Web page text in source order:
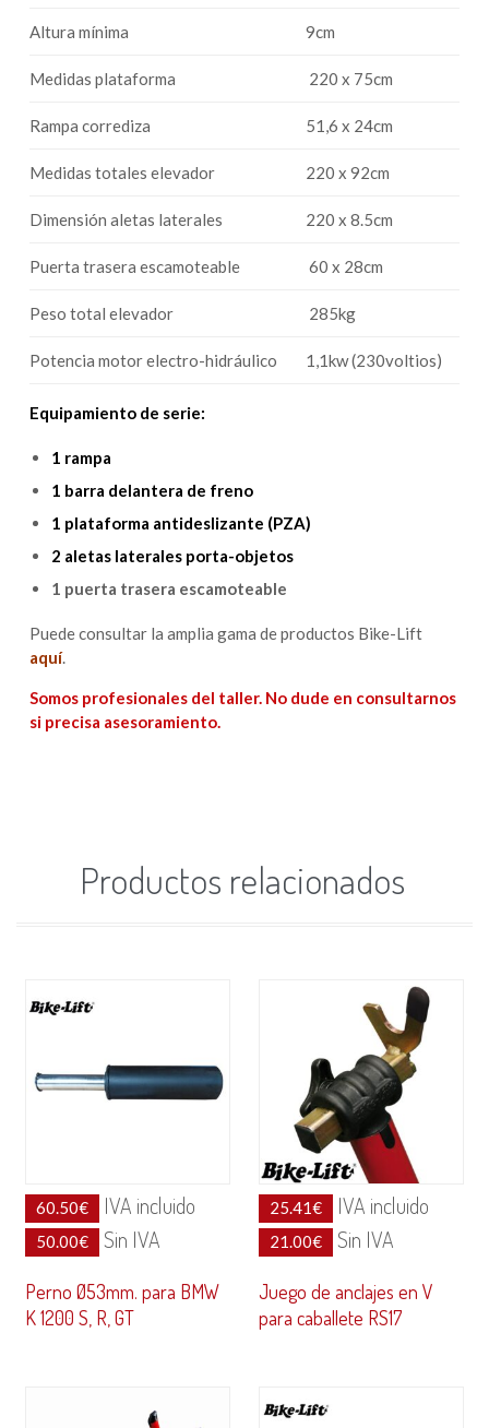
Altura mínima 9cm
Medidas plataforma 220 x 75cm
Rampa corrediza 51,6 x 24cm
Medidas totales elevador 220 x 92cm
Dimensión aletas laterales 220 x 8.5cm
Puerta trasera escamoteable 60 x 28cm
Peso total elevador 285kg
Potencia motor electro-hidráulico 1,1kw (230voltios)
Equipamiento de serie:
1 rampa
1 barra delantera de freno
1 plataforma antideslizante (PZA)
2 aletas laterales porta-objetos
1 puerta trasera escamoteable
Puede consultar la amplia gama de productos Bike-Lift
aquí.
Somos profesionales del taller. No dude en consultarnos
si precisa asesoramiento.
Productos relacionados
60.50€ IVA incluido
50.00€ Sin IVA
Perno Ø53mm. para BMW
K 1200 S, R, GT
25.41€ IVA incluido
21.00€ Sin IVA
Juego de anclajes en V
para caballete RS17